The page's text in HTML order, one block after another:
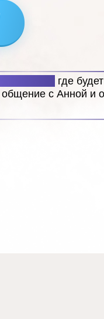
где
с Анной и